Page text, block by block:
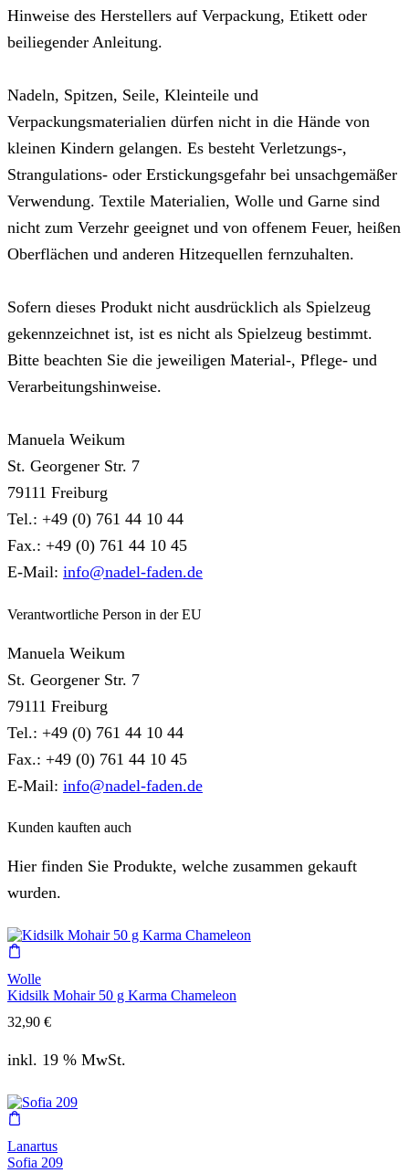
Hinweise des Herstellers auf Verpackung, Etikett oder
beiliegender Anleitung.
Nadeln, Spitzen, Seile, Kleinteile und
Verpackungsmaterialien dürfen nicht in die Hände von
kleinen Kindern gelangen. Es besteht Verletzungs-,
Strangulations- oder Erstickungsgefahr bei unsachgemäßer
Verwendung. Textile Materialien, Wolle und Garne sind
nicht zum Verzehr geeignet und von offenem Feuer, heißen
Oberflächen und anderen Hitzequellen fernzuhalten.
Sofern dieses Produkt nicht ausdrücklich als Spielzeug
gekennzeichnet ist, ist es nicht als Spielzeug bestimmt.
Bitte beachten Sie die jeweiligen Material-, Pflege- und
Verarbeitungshinweise.
Manuela Weikum
St. Georgener Str. 7
79111 Freiburg
Tel.: +49 (0) 761 44 10 44
Fax.: +49 (0) 761 44 10 45
E-Mail: info@nadel-faden.de
Verantwortliche Person in der EU
Manuela Weikum
St. Georgener Str. 7
79111 Freiburg
Tel.: +49 (0) 761 44 10 44
Fax.: +49 (0) 761 44 10 45
E-Mail: info@nadel-faden.de
Kunden kauften auch
Hier finden Sie Produkte, welche zusammen gekauft
wurden.
Wolle
Kidsilk Mohair 50 g Karma Chameleon
32,90 €
inkl. 19 % MwSt.
Lanartus
Sofia 209